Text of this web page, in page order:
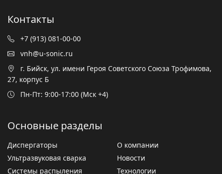
Контакты
+7 (913) 081-00-00
vnh@u-sonic.ru
г. Бийск, ул. имени Героя Советского Союза Трофимова,
27, корпус Б
Пн-Пт: 9:00-17:00 (Мск +4)
Основные разделы
Диспергаторы
Ультразвуковая сварка
Системы распыления
О компании
Новости
Технологии